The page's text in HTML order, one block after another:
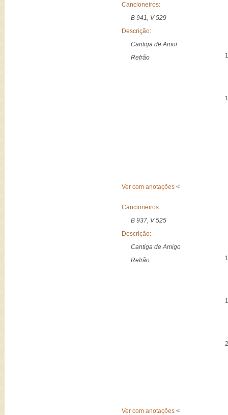
Cancioneiros:
B 941, V 529
Descrição:
Cantiga de Amor
Refrão
Ver com anotações <
Cancioneiros:
B 937, V 525
Descrição:
Cantiga de Amigo
Refrão
Ver com anotações <